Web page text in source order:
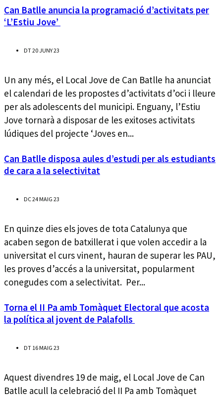
Can Batlle anuncia la programació d’activitats per
‘L’Estiu Jove’
DT 20 JUNY 23
Un any més, el Local Jove de Can Batlle ha anunciat
el calendari de les propostes d’activitats d’oci i lleure
per als adolescents del municipi. Enguany, l’Estiu
Jove tornarà a disposar de les exitoses activitats
lúdiques del projecte ‘Joves en...
Can Batlle disposa aules d’estudi per als estudiants
de cara a la selectivitat
DC 24 MAIG 23
En quinze dies els joves de tota Catalunya que
acaben segon de batxillerat i que volen accedir a la
universitat el curs vinent, hauran de superar les PAU,
les proves d’accés a la universitat, popularment
conegudes com a selectivitat. Per...
Torna el II Pa amb Tomàquet Electoral que acosta
la política al jovent de Palafolls
DT 16 MAIG 23
Aquest divendres 19 de maig, el Local Jove de Can
Batlle acull la celebració del II Pa amb Tomàquet